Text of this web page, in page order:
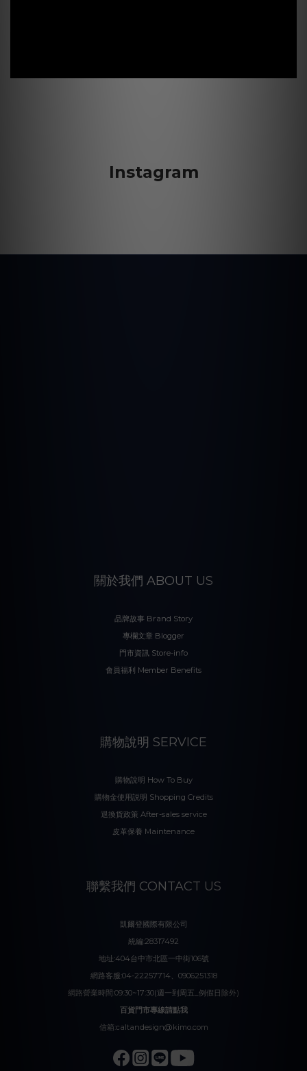
Instagram
關於我們 ABOUT US
品牌故事 Brand Story
專欄文章 Blogger
門市資訊 Store-info
會員福利 Member Benefits
購物說明 SERVICE
購物說明 How To Buy
購物金使用説明 Shopping Credits
退換貨政策 After-sales service
皮革保養 Maintenance
聯繫我們 CONTACT US
凱爾登國際有限公司
統編:28317492
地址:404台中市北區一中街106號
網路客服:04-22257714、0906251318
網路營業時間:09:30~17:30(週一到周五_例假日除外)
百貨門市專線請點我
信箱:caltandesign@kimo.com